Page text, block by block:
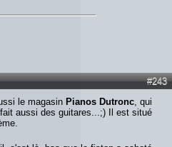
#243
le magasin Pianos Dutronc, qui
aussi des guitares...;) Il est situé